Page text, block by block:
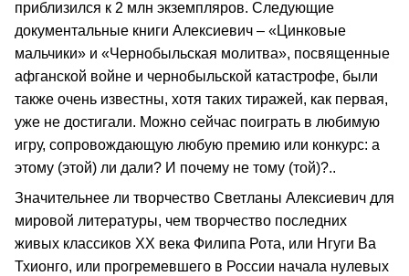
приблизился к 2 млн экземпляров. Следующие
документальные книги Алексиевич – «Цинковые
мальчики» и «Чернобыльская молитва», посвященные
афганской войне и чернобыльской катастрофе, были
также очень известны, хотя таких тиражей, как первая,
уже не достигали. Можно сейчас поиграть в любимую
игру, сопровождающую любую премию или конкурс: а
этому (этой) ли дали? И почему не тому (той)?..
Значительнее ли творчество Светланы Алексиевич для
мировой литературы, чем творчество последних
живых классиков ХХ века Филипа Рота, или Нгуги Ва
Тхионго, или прогремевшего в России начала нулевых